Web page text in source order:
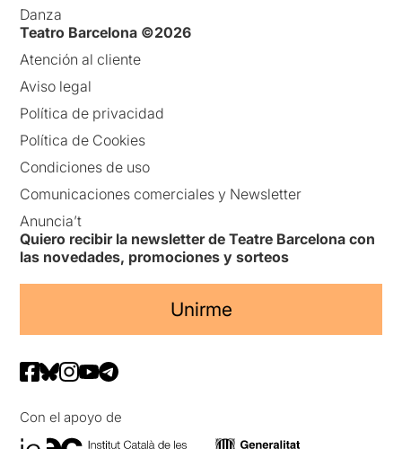
Danza
Teatro Barcelona ©2026
Atención al cliente
Aviso legal
Política de privacidad
Política de Cookies
Condiciones de uso
Comunicaciones comerciales y Newsletter
Anuncia’t
Quiero recibir la newsletter de Teatre Barcelona con
las novedades, promociones y sorteos
Unirme
Con el apoyo de